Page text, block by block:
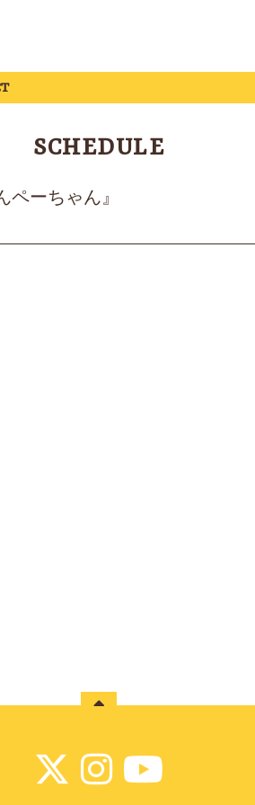
SCHEDULE
ーちゃん』